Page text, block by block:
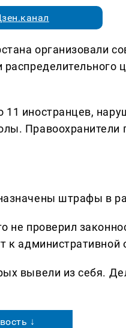
организовали
11 иностранцев,
Правоохранители
штрафы в
не проверил
административной
вывели из себя.
↓